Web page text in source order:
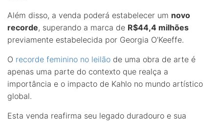
Além disso, a venda poderá estabelecer um novo
recorde, superando a marca de R$44,4 milhões
previamente estabelecida por Georgia O’Keeffe.
O recorde feminino no leilão de uma obra de arte é
apenas uma parte do contexto que realça a
importância e o impacto de Kahlo no mundo artístico
global.
Esta venda reafirma seu legado duradouro e sua